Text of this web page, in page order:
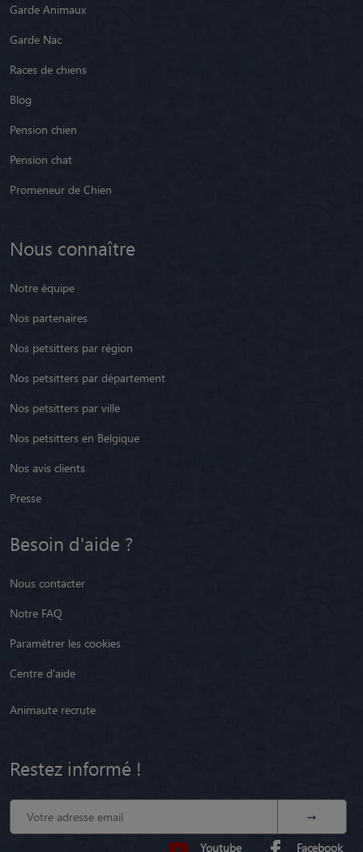
Garde Animaux
Garde Nac
Races de chiens
Blog
Pension chien
Pension chat
Promeneur de Chien
Nous connaître
Notre équipe
Nos partenaires
Nos petsitters par région
Nos petsitters par département
Nos petsitters par ville
Nos petsitters en Belgique
Nos avis clients
Presse
Besoin d'aide ?
Nous contacter
Notre FAQ
Paramétrer les cookies
Centre d'aide
Animaute recrute
Restez informé !
Youtube Facebook